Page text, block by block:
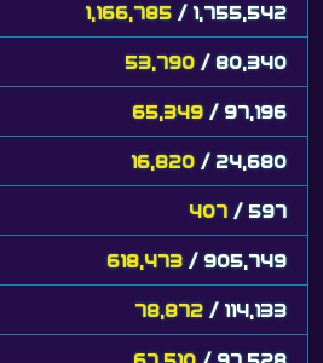
1,166,785 / 1,755,542
53,790 / 80,340
65,349 / 97,196
16,820 / 24,680
407 / 597
618,473 / 905,749
78,872 / 114,133